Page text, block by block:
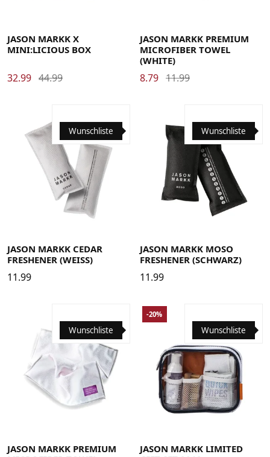
JASON MARKK X
MINI:LICIOUS BOX
32.99 44.99
JASON MARKK PREMIUM
MICROFIBER TOWEL
(WHITE)
8.79 11.99
Wunschliste
JASON MARKK CEDAR
FRESHENER (WEISS)
11.99
Wunschliste
JASON MARKK MOSO
FRESHENER (SCHWARZ)
11.99
Wunschliste
JASON MARKK PREMIUM
Wunschliste
-20%
JASON MARKK LIMITED